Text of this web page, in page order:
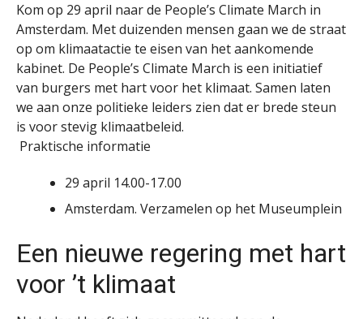
Kom op 29 april naar de People’s Climate March in
Amsterdam. Met duizenden mensen gaan we de straat
op om klimaatactie te eisen van het aankomende
kabinet. De People’s Climate March is een initiatief
van burgers met hart voor het klimaat. Samen laten
we aan onze politieke leiders zien dat er brede steun
is voor stevig klimaatbeleid.
Praktische informatie
29 april 14.00-17.00
Amsterdam. Verzamelen op het Museumplein
Een nieuwe regering met hart
voor ’t klimaat